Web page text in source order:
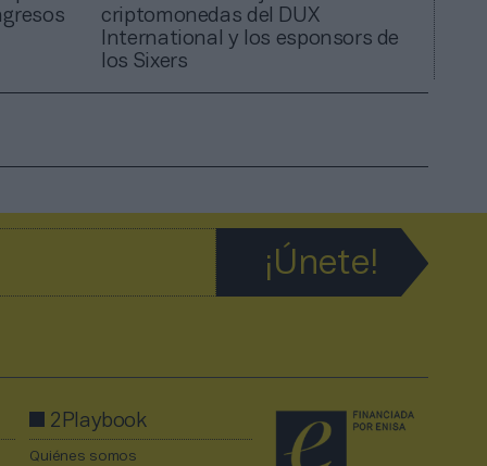
criptomonedas del DUX
International y los esponsors de
los Sixers
2Playbook
Quiénes somos